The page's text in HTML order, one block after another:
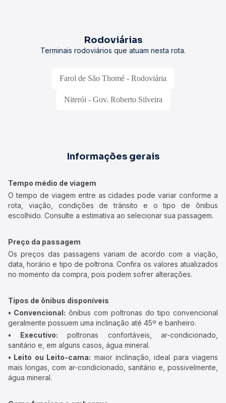
Rodoviárias
Terminais rodoviários que atuam nesta rota.
Farol de São Thomé - Rodoviária
Niterói - Gov. Roberto Silveira
Informações gerais
Tempo médio de viagem
O tempo de viagem entre as cidades pode variar conforme a
rota, viação, condições de trânsito e o tipo de ônibus
escolhido. Consulte a estimativa ao selecionar sua passagem.
Preço da passagem
Os preços das passagens variam de acordo com a viação,
data, horário e tipo de poltrona. Confira os valores atualizados
no momento da compra, pois podem sofrer alterações.
Tipos de ônibus disponíveis
• Convencional: ônibus com poltronas do tipo convencional
geralmente possuem uma inclinação até 45º e banheiro.
• Executivo: poltronas confortáveis, ar-condicionado,
sanitário e, em alguns casos, água mineral.
• Leito ou Leito-cama: maior inclinação, ideal para viagens
mais longas, com ar-condicionado, sanitário e, possivelmente,
água mineral.